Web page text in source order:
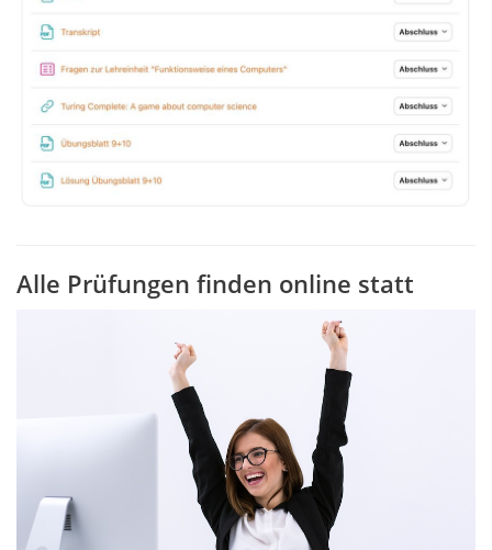
Alle Prüfungen finden online statt